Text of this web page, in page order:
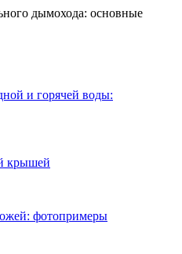
и горячей воды:
крышей
фотопримеры